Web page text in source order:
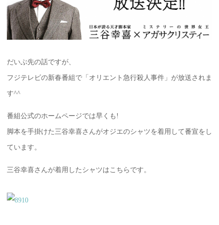
だいぶ先の話ですが、
フジテレビの新春番組で「オリエント急行殺人事件」が放送されま
す^^
番組公式のホームページでは早くも!
脚本を手掛けた三谷幸喜さんがオジエのシャツを着用して番宣をし
ています。
三谷幸喜さんが着用したシャツはこちらです。